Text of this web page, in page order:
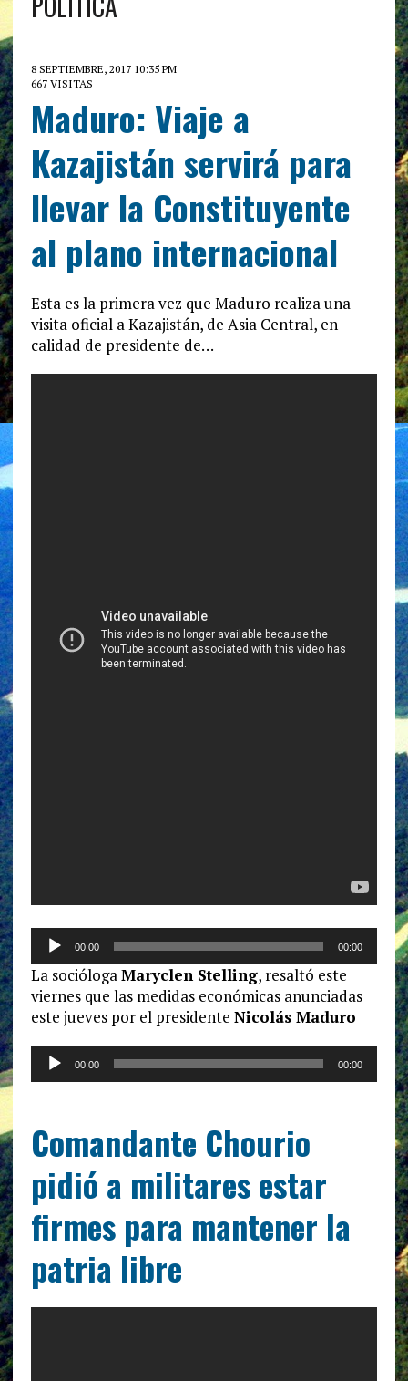
8 SEPTIEMBRE, 2017 10:35 PM
667 VISITAS
Maduro: Viaje a
Kazajistán servirá para
llevar la Constituyente
al plano internacional
Esta es la primera vez que Maduro realiza una
visita oficial a Kazajistán, de Asia Central, en
calidad de presidente de…
Reproductor
audio
00:00 00:00
La sociólogaMaryclen Stelling, resaltó este
viernes que las medidas económicas anunciadas
este jueves por el presidente Nicolás Maduro
Reproductor
00:00 00:00
Comandante Chourio
pidió a militares estar
firmes para mantener la
patria libre